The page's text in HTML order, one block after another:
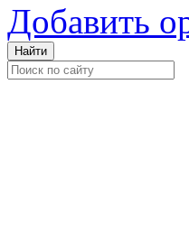
Добавить